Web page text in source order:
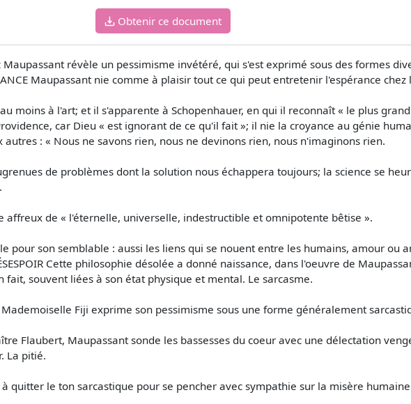
Obtenir ce document
révèle un pessimisme invétéré, qui s'est exprimé sous des formes
Maupassant nie comme à plaisir tout ce qui peut entretenir l'espérance chez
moins à l'art; et il s'apparente à Schopenhauer, en qui il reconnaît « le plus
car Dieu « est ignorant de ce qu'il fait »; il nie la croyance au génie
: « Nous ne savons rien, nous ne devinons rien, nous n'imaginons rien.
de problèmes dont la solution nous échappera toujours; la science se
affreux de « l'éternelle, universelle, indestructible et omnipotente bêtise ».
pour son semblable : aussi les liens qui se nouent entre les humains, amour ou
Cette philosophie désolée a donné naissance, dans l'oeuvre de
souvent liées à son état physique et mental. Le sarcasme.
Fiji exprime son pessimisme sous une forme généralement
Flaubert, Maupassant sonde les bassesses du coeur avec une délectation
La pitié.
quitter le ton sarcastique pour se pencher avec sympathie sur la misère